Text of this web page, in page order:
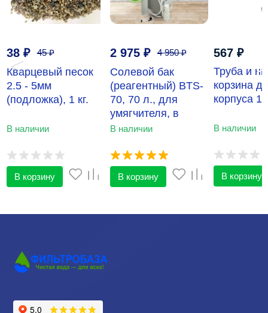
38 ₽ 45₽
Кварцевый песок
2.5 - 5мм
(подложка), 1 кг.
В наличии
В корзину
2 975 ₽ 4 950₽
Солевой бак
(реагентный) BTS-
70, 70 л., для
умягчителя, в
сборе
В наличии
В корзину
567 ₽
Труба и
корзина
корпуса
В наличии
В корзину
‹